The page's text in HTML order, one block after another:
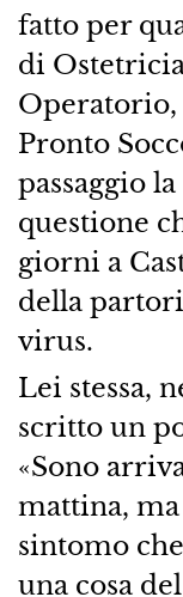
fatto per
di
Operatorio,
Pronto
passaggio
questione
giorni a
della
virus.
Lei stessa,
scritto un
«Sono
mattina,
sintomo
una cosa